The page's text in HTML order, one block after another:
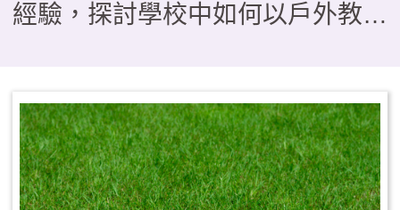
經驗，探討學校中如何以戶外教育
「校外教學」轉型為具備學習與評
量的「課程教學」型態。研究歸納
出三種課程模組，分別是帶狀式、